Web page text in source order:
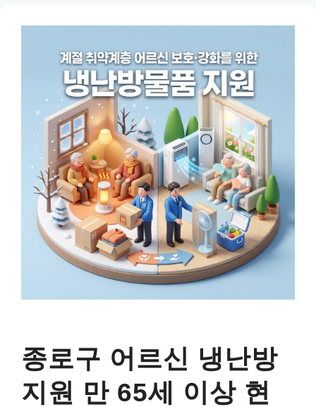
종로구 어르신 냉난방
지원 만 65세 이상 현